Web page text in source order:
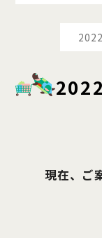
現在、ご